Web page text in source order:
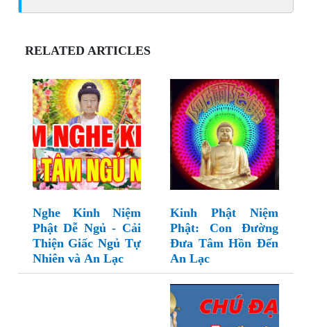
RELATED ARTICLES
Nghe Kinh Niệm
Phật Dễ Ngủ - Cải
Thiện Giấc Ngủ Tự
Nhiên và An Lạc
Kinh Phật Niệm
Phật: Con Đường
Đưa Tâm Hồn Đến
An Lạc